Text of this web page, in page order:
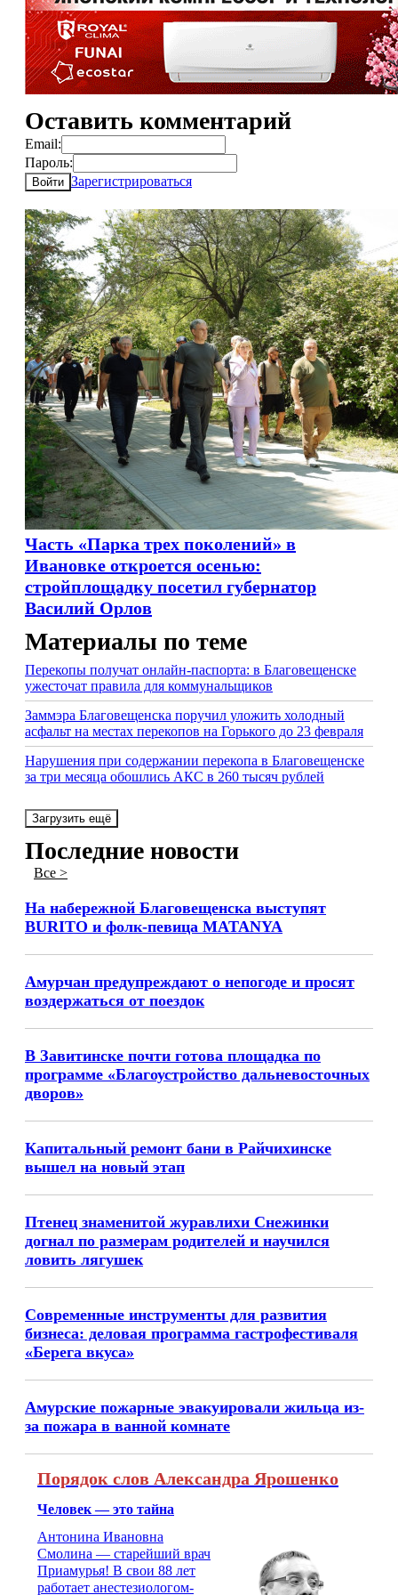
Оставить комментарий
Email:
Пароль:
Войти Зарегистрироваться
Часть «Парка трех поколений» в
Ивановке откроется осенью:
стройплощадку посетил губернатор
Василий Орлов
Материалы по теме
Перекопы получат онлайн-паспорта: в Благовещенске
ужесточат правила для коммунальщиков
Заммэра Благовещенска поручил уложить холодный
асфальт на местах перекопов на Горького до 23 февраля
Нарушения при содержании перекопа в Благовещенске
за три месяца обошлись АКС в 260 тысяч рублей
Загрузить ещё
Последние новости
Все >
На набережной Благовещенска выступят
BURITO и фолк-певица MATANYA
Амурчан предупреждают о непогоде и просят
воздержаться от поездок
В Завитинске почти готова площадка по
программе «Благоустройство дальневосточных
дворов»
Капитальный ремонт бани в Райчихинске
вышел на новый этап
Птенец знаменитой журавлихи Снежинки
догнал по размерам родителей и научился
ловить лягушек
Современные инструменты для развития
бизнеса: деловая программа гастрофестиваля
«Берега вкуса»
Амурские пожарные эвакуировали жильца из-
за пожара в ванной комнате
Порядок слов Александра Ярошенко
Человек — это тайна
Антонина Ивановна
Смолина — старейший врач
Приамурья! В свои 88 лет
работает анестезиологом-